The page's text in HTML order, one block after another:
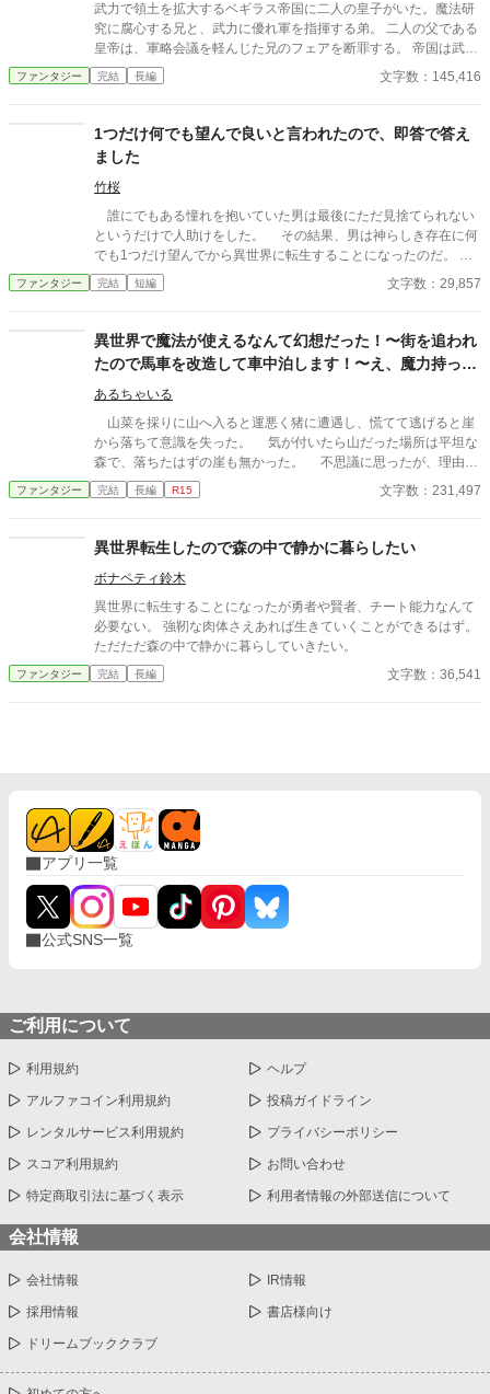
武力で領土を拡大するベギラス帝国に二人の皇子がいた。魔法研
究に腐心する兄と、武力に優れ軍を指揮する弟。 二人の父である
皇帝は、軍略会議を軽んじた兄のフェアを断罪する。 帝国は武力
を求めていたのだ。 フェアに一方的に告げられた罪状は、敵前逃
亡。皇帝の第一継承権を持つ皇子の座から一転して、罪人になっ
ら逃げて、田舎に籠るか」 給仕しか来ないような牢獄で、フェア
は脱出を考えていた。 帝都においてフェアを超える魔法使いはい
ない。そのことを知っているのはごく限られた人物だけだった。
鍵をあけて牢を出ると、給仕に化けた義妹のマトビアが現れる。
「私も連れて行ってください、お兄様」 「いやだ」 止めるフェア
に、強引なマトビア。 なんだかんだでベギラス帝国の元皇子と皇
女の、ゆるすぎる逃亡劇が始まった──。 ※カクヨム様、小説家
になろう様でも投稿中。
ファンタジー 完結 長編 文字数：145,416
1つだけ何でも望んで良いと言われたので、即答で答え
ました
竹桜
誰にでもある憧れを抱いていた男は最後にただ見捨てられない
というだけで人助けをした。 その結果、男は神らしき存在に何
でも1つだけ望んでから異世界に転生することになったのだ。
男は即答で答え、異世界で竜騎兵となる。 自らの憧れを叶え
る為に。
ファンタジー 完結 短編 文字数：29,857
異世界で魔法が使えるなんて幻想だった！〜街を追われ
たので馬車を改造して車中泊します！〜え、魔力持って
るじゃんて？違います、電力です！
あるちゃいる
山菜を採りに山へ入ると運悪く猪に遭遇し、慌てて逃げると崖
から落ちて意識を失った。 気が付いたら山だった場所は平坦な
森で、落ちたはずの崖も無かった。 不思議に思ったが、理由は
すぐに判明した。 どうやら農作業中の外国人に助けられたよう
だ。 その外国人は背中に背負子と鍬を背負っていたからきっと
葉の意味はあまり理解してないらしく、『県道は何処か？』と聞
ら、漸く理解したのか案内してくれるというので着いていく。
が、行けども行けどもどんどん森は深くなり、不審に思い始めた
頃に少し開けた場所に出た。 そこは農具でも置いてる場所なの
かボロ小屋が数軒建っていて、外国人さんが大声で叫ぶと、人が
何故か縄で手足を縛られて大八車に転がされ……。 ⚠️超絶不定
ファンタジー 完結 長編 R15 文字数：231,497
異世界転生したので森の中で静かに暮らしたい
ボナペティ鈴木
異世界に転生することになったが勇者や賢者、チート能力なんて
必要ない。 強靭な肉体さえあれば生きていくことができるはず。
ただただ森の中で静かに暮らしていきたい。
ファンタジー 完結 長編 文字数：36,541
アプリ一覧
公式SNS一覧
ご利用について
利用規約 ヘルプ
アルファコイン利用規約 投稿ガイドライン
レンタルサービス利用規約 プライバシーポリシー
スコア利用規約 お問い合わせ
特定商取引法に基づく表示 利用者情報の外部送信について
会社情報
会社情報 IR情報
採用情報 書店様向け
ドリームブッククラブ